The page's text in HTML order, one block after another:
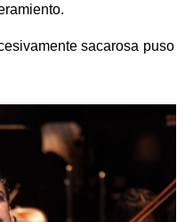
sacarosa puso